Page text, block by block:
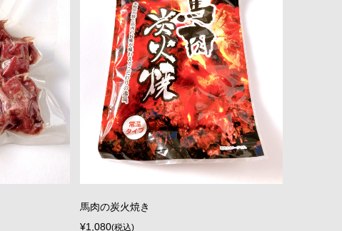
馬肉の炭火焼き
¥1,080(税込)